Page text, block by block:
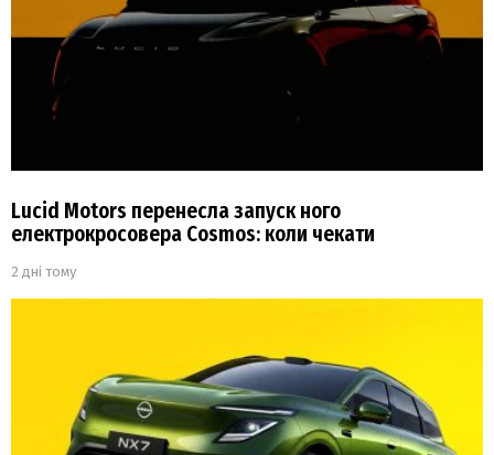
Lucid Motors перенесла запуск ного
електрокросовера Cosmos: коли чекати
2 дні тому